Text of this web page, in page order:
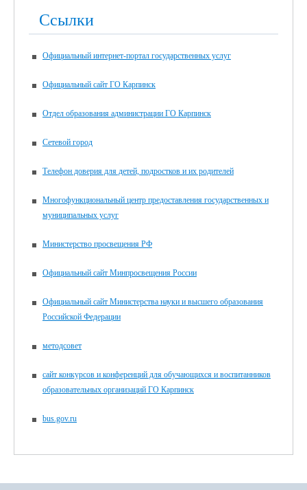
Ссылки
Официальный интернет-портал государственных услуг
Официальный сайт ГО Карпинск
Отдел образования администрации ГО Карпинск
Сетевой город
Телефон доверия для детей, подростков и их родителей
Многофункциональный центр предоставления государственных и
муниципальных услуг
Министерство просвещения РФ
Официальный сайт Минпросвещения России
Официальный сайт Министерства науки и высшего образования
Российской Федерации
методсовет
сайт конкурсов и конференций для обучающихся и воспитанников
образовательных организаций ГО Карпинск
bus.gov.ru